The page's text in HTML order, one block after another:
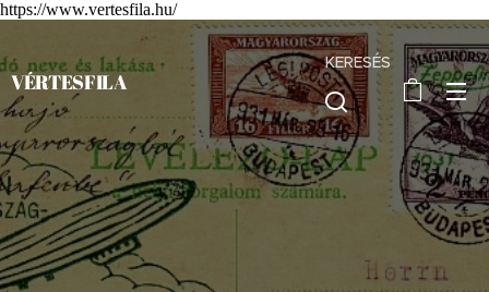
https://www.vertesfila.hu/
VÉRTESFILA
KERESÉS